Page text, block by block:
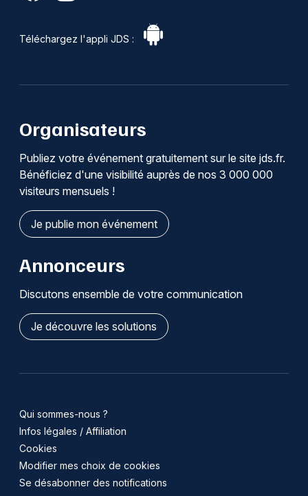
Téléchargez l'appli JDS :
Organisateurs
Publiez votre événement gratuitement sur le site jds.fr.
Bénéficiez d'une visibilité auprès de nos 3 000 000
visiteurs mensuels !
Je publie mon événement
Annonceurs
Discutons ensemble de votre communication
Je découvre les solutions
Qui sommes-nous ?
Infos légales / Affiliation
Cookies
Modifier mes choix de cookies
Se désabonner des notifications